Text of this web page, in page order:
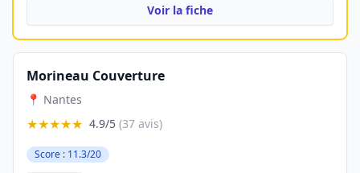
Voir la fiche
Morineau Couverture
📍 Nantes
★★★★★ 4.9/5 (37 avis)
Score : 11.3/20